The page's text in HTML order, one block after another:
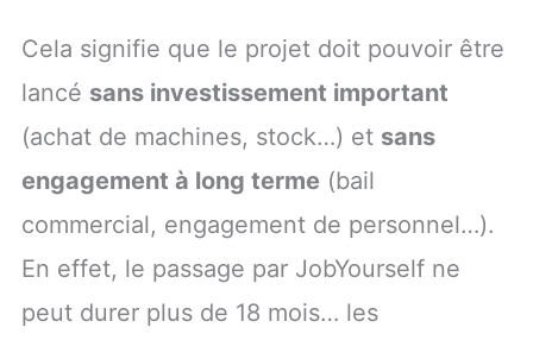
Cela signifie que le projet doit pouvoir être
lancé sans investissement important
(achat de machines, stock…) et sans
engagement à long terme (bail
commercial, engagement de personnel…).
En effet, le passage par JobYourself ne
peut durer plus de 18 mois… les